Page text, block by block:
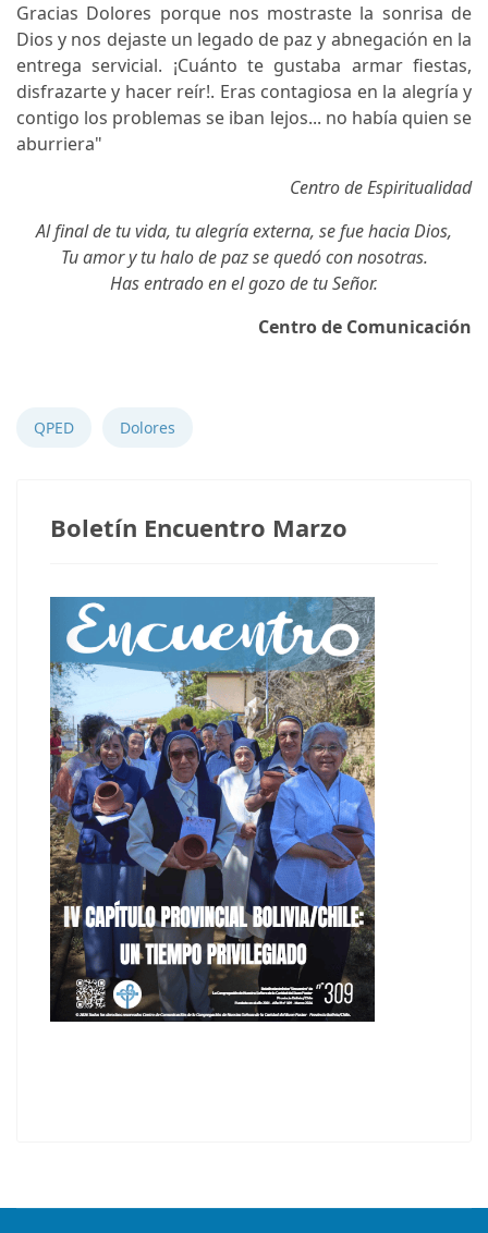
Gracias Dolores porque nos mostraste la sonrisa de
Dios y nos dejaste un legado de paz y abnegación en la
entrega servicial. ¡Cuánto te gustaba armar fiestas,
disfrazarte y hacer reír!. Eras contagiosa en la alegría y
contigo los problemas se iban lejos... no había quien se
aburriera"
Centro de Espiritualidad
Al final de tu vida, tu alegría externa, se fue hacia Dios,
Tu amor y tu halo de paz se quedó con nosotras.
Has entrado en el gozo de tu Señor.
Centro de Comunicación
QPED Dolores
Boletín Encuentro Marzo